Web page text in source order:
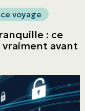
voyage
: ce
avant